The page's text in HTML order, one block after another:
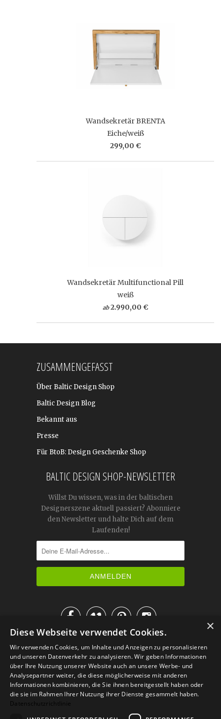
Wandsekretär BRENTA
Eiche/weiß
299,00 €
Wandsekretär Multifunctional Pill
weiß
ab 2.990,00 €
ZUSAMMENGEFASST
Über Baltic Design Shop
Baltic Design Blog
Bekannt aus
Presse
Für BtoB: Design Geschenke Shop
BALTIC DESIGN SHOP-NEWSLETTER
Willst Du wissen, was in der baltischen
Designerszene aktuell passiert? Abonniere
den Newsletter und halte Dich auf dem
Laufenden!

IM KATALOG BLÄTTERN
×
Diese Webseite verwendet Cookies.
Wir verwenden Cookies, um Inhalte und Anzeigen zu personalisieren
und unseren Datenverkehr zu analysieren. Wir geben Informationen
über Ihre Nutzung unserer Website auch an unsere Werbe- und
Analysepartner weiter, die diese möglicherweise mit anderen
Informationen kombinieren, die Sie ihnen bereitgestellt haben oder
die sie im Rahmen Ihrer Nutzung ihrer Dienste gesammelt haben.
Datenschutzrichtlinie